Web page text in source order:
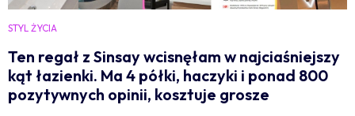
STYL ŻYCIA
Ten regał z Sinsay wcisnęłam w najciaśniejszy
kąt łazienki. Ma 4 półki, haczyki i ponad 800
pozytywnych opinii, kosztuje grosze